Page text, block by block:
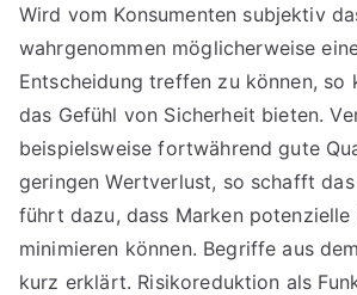
schaffen
Vertrauen
durch
Risikoreduktion
Wird vom Konsumenten subjektiv
wahrgenommen möglicherweise
Entscheidung treffen zu können, so
das Gefühl von Sicherheit bieten.
beispielsweise fortwährend gute
geringen Wertverlust, so schafft
führt dazu, dass Marken potenzielle
minimieren können. Begriffe aus
kurz erklärt. Risikoreduktion als